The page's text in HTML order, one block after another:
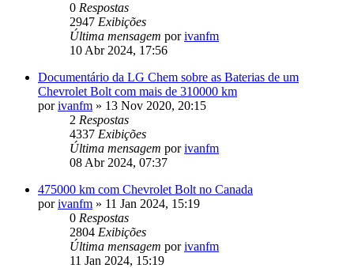
0 Respostas
2947 Exibições
Última mensagem porivanfm
10 Abr 2024, 17:56
Documentário da LG Chem sobre as Baterias de um
Chevrolet Bolt com mais de 310000 km
porivanfm » 13 Nov 2020, 20:15
2 Respostas
4337 Exibições
Última mensagem porivanfm
08 Abr 2024, 07:37
475000 km com Chevrolet Bolt no Canada
porivanfm » 11 Jan 2024, 15:19
0 Respostas
2804 Exibições
Última mensagem porivanfm
11 Jan 2024, 15:19